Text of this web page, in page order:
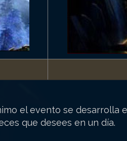
el evento se desarrolla
que desees en un día.